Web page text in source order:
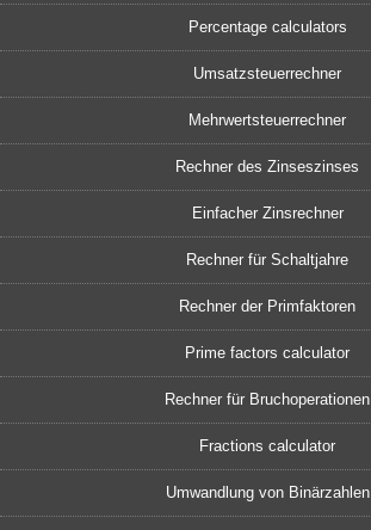
Percentage calculators
Umsatzsteuerrechner
Mehrwertsteuerrechner
Rechner des Zinseszinses
Einfacher Zinsrechner
Rechner für Schaltjahre
Rechner der Primfaktoren
Prime factors calculator
Rechner für Bruchoperationen
Fractions calculator
Umwandlung von Binärzahlen